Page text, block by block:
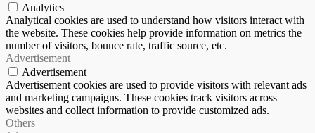
Analytics
Analytical cookies are used to understand how visitors interact with
the website. These cookies help provide information on metrics the
number of visitors, bounce rate, traffic source, etc.
Advertisement
Advertisement
Advertisement cookies are used to provide visitors with relevant ads
and marketing campaigns. These cookies track visitors across
websites and collect information to provide customized ads.
Others